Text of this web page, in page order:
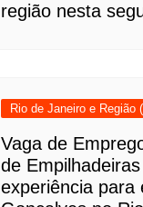
região nesta
Rio de Janeiro e Região
Vaga de
de
experiência para